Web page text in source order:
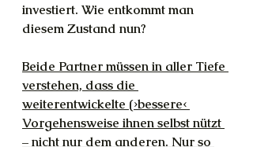
investiert. Wie entkommt man
diesem Zustand nun?
Beide Partner müssen in aller Tiefe
verstehen, dass die
weiterentwickelte (›bessere‹
Vorgehensweise ihnen selbst nützt
– nicht nur dem anderen. Nur so